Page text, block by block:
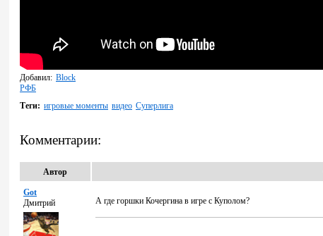
Добавил: Block
РФБ
Теги: игровые моменты видео Суперлига
Комментарии:
Автор
Got
Дмитрий
А где горшки Кочергина в игре с Куполом?